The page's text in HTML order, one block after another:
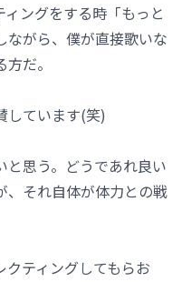
ングをする時「もっと
ながら、僕が直接歌いな
だ。
しています(笑)
と思う。どうであれ良い
、それ自体が体力との戦
クティングしてもらお